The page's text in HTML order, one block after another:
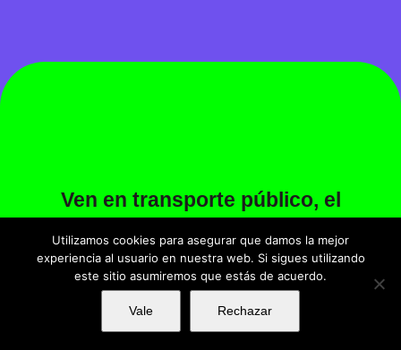
Ven en transporte público, el
camino al Poble esta a tope por
los fuegos artificiales de la
Avenida Maria Cristina… y
sobre todo ¡si bebes no
conduzcas!
Utilizamos cookies para asegurar que damos la mejor
experiencia al usuario en nuestra web. Si sigues utilizando
este sitio asumiremos que estás de acuerdo.
Vale Rechazar